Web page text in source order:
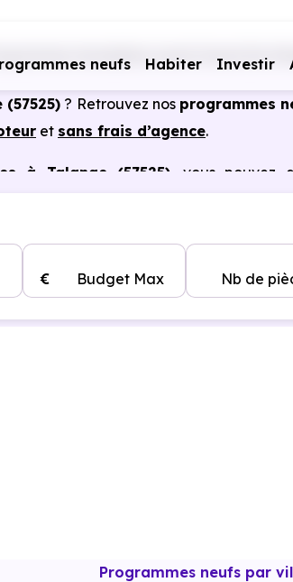
neufs Habiter Investir
immobiliers neufs Grand Est
? Retrouvez nos programmes
et sans frais d’agence.
à Talange (57525) , vous pouvez
Budget Max
€ Nb de
Programmes neufs par